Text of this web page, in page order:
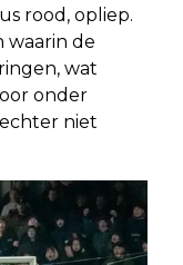
rood, opliep.
waarin de
wat
onder
niet